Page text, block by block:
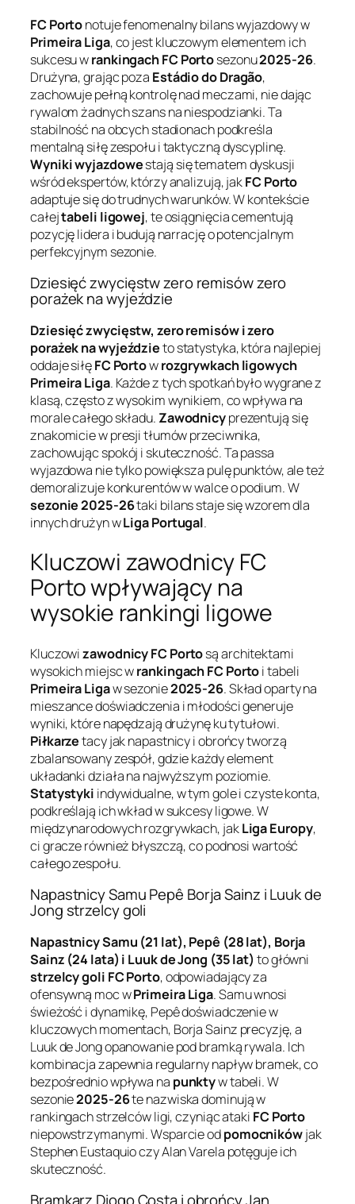
FC Portonotuje fenomenalny bilans wyjazdowy w
Primeira Liga, co jest kluczowym elementem ich
sukcesu wrankingach FC Portosezonu2025-26.
Drużyna, grając poza Estádio do Dragão,
zachowuje pełną kontrolę nad meczami, nie dając
rywalom żadnych szans na niespodzianki. Ta
stabilność na obcych stadionach podkreśla
mentalną siłę zespołu i taktyczną dyscyplinę.
Wyniki wyjazdowestają się tematem dyskusji
wśród ekspertów, którzy analizują, jakFC Porto
adaptuje się do trudnych warunków. W kontekście
całejtabeli ligowej, te osiągnięcia cementują
pozycję lidera i budują narrację o potencjalnym
perfekcyjnym sezonie.
Dziesięć zwycięstw zero remisów zero
porażek na wyjeździe
Dziesięć zwycięstw, zero remisów i zero
porażek na wyjeździeto statystyka, która najlepiej
oddaje siłęFC Portowrozgrywkach ligowych
Primeira Liga. Każde z tych spotkań było wygrane z
klasą, często z wysokim wynikiem, co wpływa na
morale całego składu. Zawodnicyprezentują się
znakomicie w presji tłumów przeciwnika,
zachowując spokój i skuteczność. Ta passa
wyjazdowa nie tylko powiększa pulę punktów, ale też
demoralizuje konkurentów w walce o podium. W
sezonie 2025-26taki bilans staje się wzorem dla
innych drużyn wLiga Portugal.
Kluczowi zawodnicy FC
Porto wpływający na
wysokie rankingi ligowe
Kluczowizawodnicy FC Portosą architektami
wysokich miejsc wrankingach FC Portoi tabeli
Primeira Ligaw sezonie2025-26. Skład oparty na
mieszance doświadczenia i młodości generuje
wyniki, które napędzają drużynę ku tytułowi.
Piłkarzetacy jak napastnicy i obrońcy tworzą
zbalansowany zespół, gdzie każdy element
układanki działa na najwyższym poziomie.
Statystyki indywidualne, w tym gole i czyste konta,
podkreślają ich wkład w sukcesy ligowe. W
międzynarodowych rozgrywkach, jakLiga Europy,
ci gracze również błyszczą, co podnosi wartość
całego zespołu.
Napastnicy Samu Pepê Borja Sainz i Luuk de
Jong strzelcy goli
Napastnicy Samu (21 lat), Pepê (28 lat), Borja
Sainz (24 lata) i Luuk de Jong (35 lat) to główni
strzelcy goli FC Porto, odpowiadający za
ofensywną moc wPrimeira Liga. Samu wnosi
świeżość i dynamikę, Pepê doświadczenie w
kluczowych momentach, Borja Sainz precyzję, a
Luuk de Jong opanowanie pod bramką rywala. Ich
kombinacja zapewnia regularny napływ bramek, co
bezpośrednio wpływa na punktyw tabeli. W
sezonie2025-26te nazwiska dominują w
rankingach strzelców ligi, czyniąc ataki FC Porto
niepowstrzymanymi. Wsparcie odpomocnikówjak
Stephen Eustaquio czy Alan Varela potęguje ich
skuteczność.